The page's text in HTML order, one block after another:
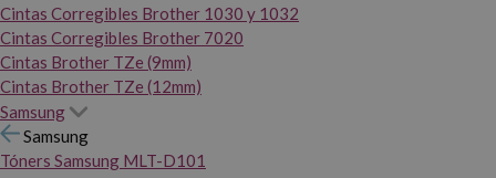
Cintas Corregibles Brother 1030 y 1032
Cintas Corregibles Brother 7020
Cintas Brother TZe (9mm)
Cintas Brother TZe (12mm)
Samsung
Samsung
Tóners Samsung MLT-D101